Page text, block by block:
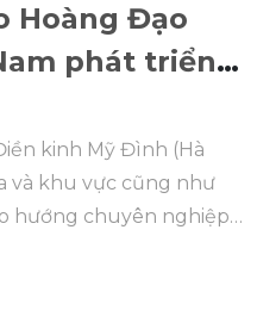
Hoàng Đạo
phát triển,
kinh Mỹ Đình (Hà
và khu vực cũng như
hướng chuyên nghiệp